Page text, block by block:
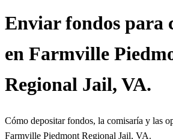
Enviar fondos para
en Farmville
Regional Jail, VA.
Cómo depositar fondos, la comisaría y las
Farmville Piedmont Regional Jail, VA.